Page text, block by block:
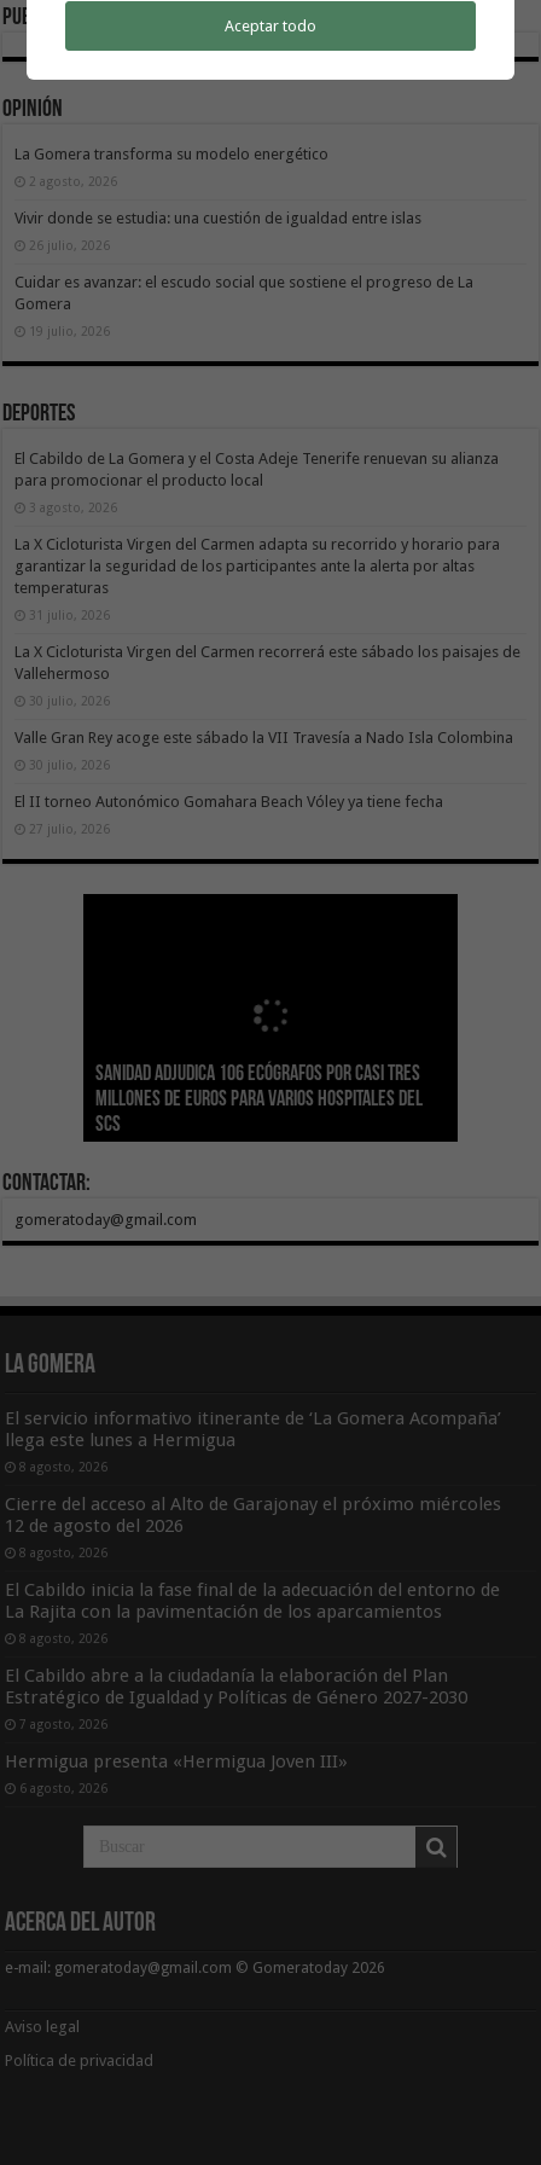
Publicidad
Opinión
La Gomera transforma su modelo energético
2 agosto, 2026
Vivir donde se estudia: una cuestión de igualdad entre islas
26 julio, 2026
Cuidar es avanzar: el escudo social que sostiene el progreso de La
Gomera
19 julio, 2026
Deportes
El Cabildo de La Gomera y el Costa Adeje Tenerife renuevan su alianza
para promocionar el producto local
3 agosto, 2026
La X Cicloturista Virgen del Carmen adapta su recorrido y horario para
garantizar la seguridad de los participantes ante la alerta por altas
temperaturas
31 julio, 2026
La X Cicloturista Virgen del Carmen recorrerá este sábado los paisajes de
Vallehermoso
30 julio, 2026
Valle Gran Rey acoge este sábado la VII Travesía a Nado Isla Colombina
30 julio, 2026
El II torneo Autonómico Gomahara Beach Vóley ya tiene fecha
27 julio, 2026
Sanidad adjudica 106 ecógrafos por casi tres
millones de euros para varios hospitales del
SCS
Gesplan logra la máxima puntuación en el
Índice de Transparencia de Canarias por cuarto
año consecutivo
El Gobierno canario concede ayudas del
POSEICAN-Pesca al sector por valor de 7,09 M€
tras aumentar las cuantías
Transición Ecológica coordina con Ashotel su
adhesión a la Red de Refugios Climáticos de
Canarias
Visocan incorpora 170 pisos a su parque de
vivienda protegida en régimen de alquiler
asequible de Tenerife
Sanidad refuerza la capacidad diagnóstica de
los centros de salud con el impulso de la
ecografía clínica
Contactar:
gomeratoday@gmail.com
La Gomera
El servicio informativo itinerante de ‘La Gomera Acompaña’
llega este lunes a Hermigua
8 agosto, 2026
Cierre del acceso al Alto de Garajonay el próximo miércoles
12 de agosto del 2026
8 agosto, 2026
El Cabildo inicia la fase final de la adecuación del entorno de
La Rajita con la pavimentación de los aparcamientos
8 agosto, 2026
El Cabildo abre a la ciudadanía la elaboración del Plan
Estratégico de Igualdad y Políticas de Género 2027-2030
7 agosto, 2026
Hermigua presenta «Hermigua Joven III»
6 agosto, 2026
Acerca del Autor
e-mail: gomeratoday@gmail.com © Gomeratoday 2026
Aviso legal
Política de privacidad
Aceptar todo